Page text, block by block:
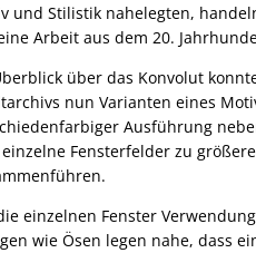
und Stilistik nahelegten,
Arbeit aus dem 20.
über das Konvolut
nun Varianten eines
Ausführung
Fensterfelder zu
einzelnen Fenster
wie Ösen legen nahe, dass